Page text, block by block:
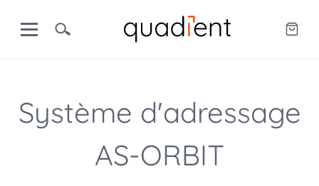
Système d'adressage
AS-ORBIT